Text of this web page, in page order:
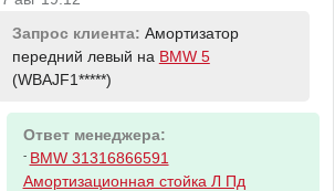
Запрос клиента: Амортизатор
передний левый на BMW 5
(WBAJF1*****)
Ответ менеджера:
- BMW 31316866591
Амортизационная стойка Л Пд